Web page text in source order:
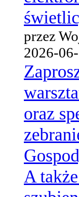
przez
2026-
oraz
A